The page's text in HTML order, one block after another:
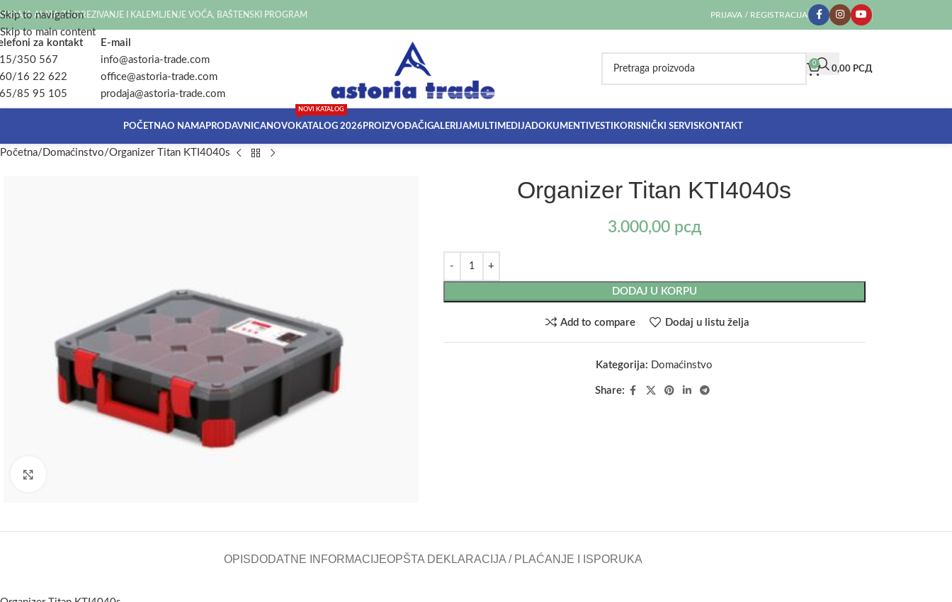
Skip to navigation
Skip to main content
ALATA ZA OREZIVANJE I KALEMLJENJE VOĆA, BAŠTENSKI PROGRAM PRIJAVA / REGISTRACIJA
za kontakt
350 567
16 22 622
85 95 105
E-mail
info@astoria-trade.com
office@astoria-trade.com
prodaja@astoria-trade.com
0
0,00 РСД
POČETNAO NAMAPRODAVNICANOVO KATALOG 2026
NOVI KATALOG
PROIZVOĐAČI GALERIJAMULTIMEDIJADOKUMENTI VESTI KORISNIČKI SERVISKONTAKT
Početna Domaćinstvo Organizer Titan KTI4040s
Organizer Titan KTI4040s
3.000,00 рсд
DODAJ U KORPU
Add to compare Dodaj u listu želja
Kategorija: Domaćinstvo
Share:
OPISDODATNE INFORMACIJEOPŠTA DEKLARACIJA / PLAĆANJE I ISPORUKA